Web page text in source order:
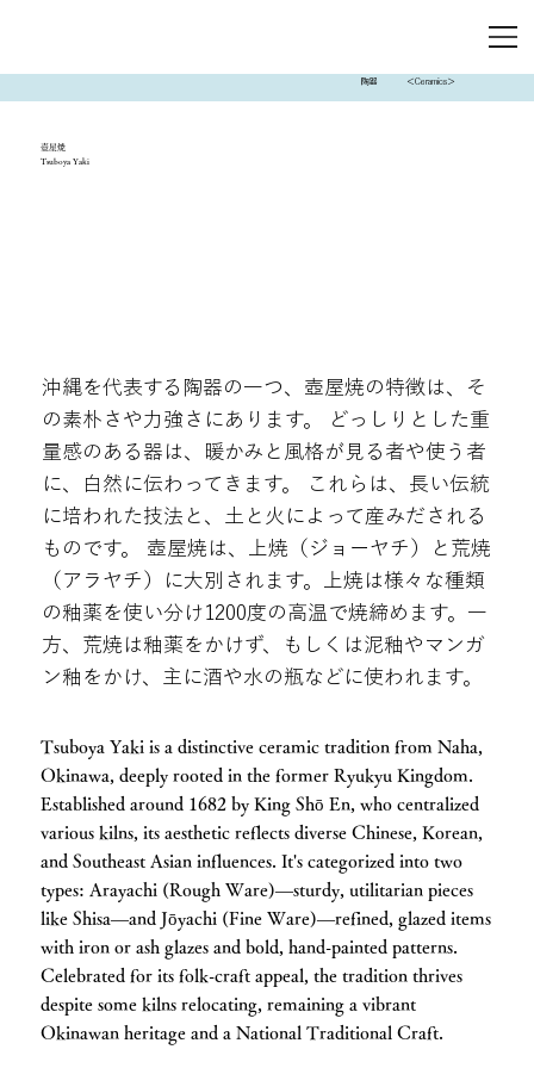
陶器 ＜Ceramics＞
壺屋焼
Tsuboya Yaki
沖縄を代表する陶器の一つ、壺屋焼の特徴は、そ
の素朴さや力強さにあります。 どっしりとした重
量感のある器は、暖かみと風格が見る者や使う者
に、白然に伝わってきます。 これらは、長い伝統
に培われた技法と、土と火によって産みだされる
ものです。 壺屋焼は、上焼（ジョーヤチ）と荒焼
（アラヤチ）に大別されます。上焼は様々な種類
の釉薬を使い分け1200度の高温で焼締めます。一
方、荒焼は釉薬をかけず、もしくは泥釉やマンガ
ン釉をかけ、主に酒や水の瓶などに使われます。
Tsuboya Yaki is a distinctive ceramic tradition from Naha,
Okinawa, deeply rooted in the former Ryukyu Kingdom.
Established around 1682 by King Shō En, who centralized
various kilns, its aesthetic reflects diverse Chinese, Korean,
and Southeast Asian influences. It's categorized into two
types: Arayachi (Rough Ware)—sturdy, utilitarian pieces
like Shisa—and Jōyachi (Fine Ware)—refined, glazed items
with iron or ash glazes and bold, hand-painted patterns.
Celebrated for its folk-craft appeal, the tradition thrives
despite some kilns relocating, remaining a vibrant
Okinawan heritage and a National Traditional Craft.